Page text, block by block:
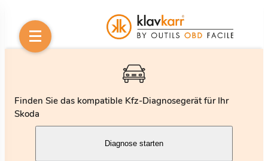
Finden Sie das kompatible Kfz-Diagnosegerät für Ihr
Skoda
Diagnose starten